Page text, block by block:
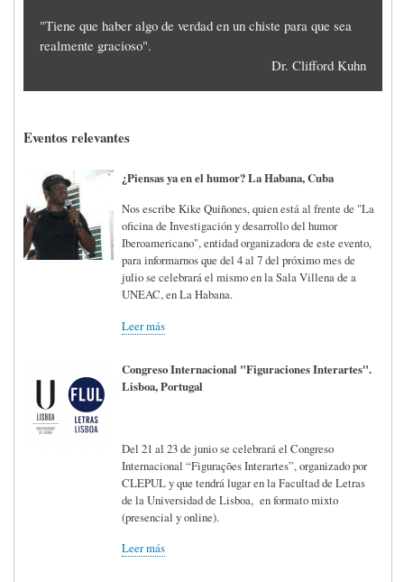
"Tiene que haber algo de verdad en un chiste para que sea
realmente gracioso".
Dr. Clifford Kuhn
Eventos relevantes
¿Piensas ya en el humor? La Habana, Cuba
Nos escribe Kike Quiñones, quien está al frente de "La
oficina de Investigación y desarrollo del humor
Iberoamericano", entidad organizadora de este evento,
para informarnos que del 4 al 7 del próximo mes de
julio se celebrará el mismo en la Sala Villena de a
UNEAC, en La Habana.
Leer más
Congreso Internacional "Figuraciones Interartes".
Lisboa, Portugal
Del 21 al 23 de junio se celebrará el Congreso
Internacional “Figurações Interartes”, organizado por
CLEPUL y que tendrá lugar en la Facultad de Letras
de la Universidad de Lisboa, en formato mixto
(presencial y online).
Leer más